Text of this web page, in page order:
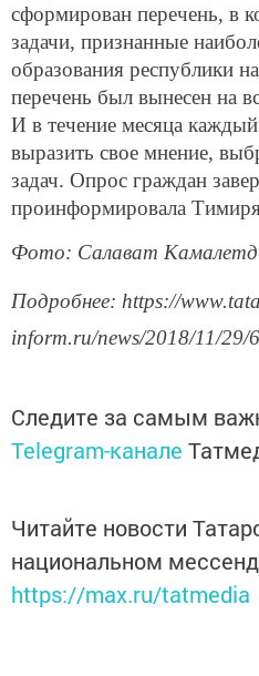
сформирован перечень, в
задачи, признанные
образования республики
перечень был вынесен на
И в течение месяца
выразить свое мнение,
задач. Опрос граждан
проинформировала
Фото: Салават
Подробнее: https://
inform.ru/news/2018/11/29/
Следите за самым
Telegram-канале
Читайте новости
национальном
https://max.ru/tatmedia